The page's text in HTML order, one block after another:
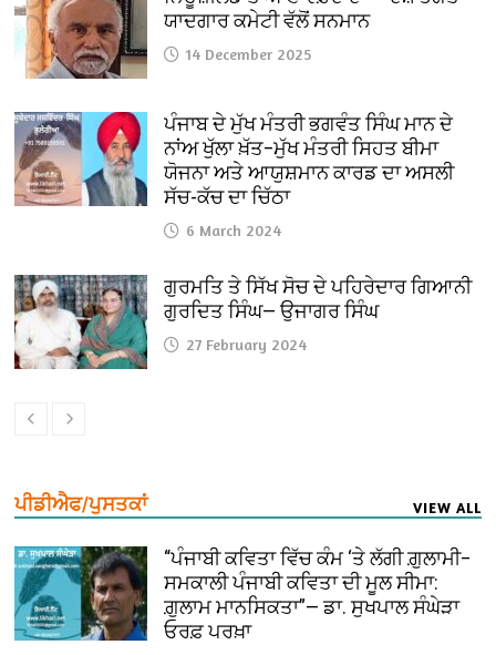
ਯਾਦਗਾਰ ਕਮੇਟੀ ਵੱਲੋਂ ਸਨਮਾਨ
14 December 2025
ਪੰਜਾਬ ਦੇ ਮੁੱਖ ਮੰਤਰੀ ਭਗਵੰਤ ਸਿੰਘ ਮਾਨ ਦੇ
ਨਾਂਅ ਖੁੱਲਾ ਖ਼ੱਤ–ਮੁੱਖ ਮੰਤਰੀ ਸਿਹਤ ਬੀਮਾ
ਯੋਜਨਾ ਅਤੇ ਆਯੁਸ਼ਮਾਨ ਕਾਰਡ ਦਾ ਅਸਲੀ
ਸੱਚ-ਕੱਚ ਦਾ ਚਿੱਠਾ
6 March 2024
ਗੁਰਮਤਿ ਤੇ ਸਿੱਖ ਸੋਚ ਦੇ ਪਹਿਰੇਦਾਰ ਗਿਆਨੀ
ਗੁਰਦਿਤ ਸਿੰਘ— ਉਜਾਗਰ ਸਿੰਘ
27 February 2024
ਪੀਡੀਐਫ/ਪੁਸਤਕਾਂ VIEW ALL
“ਪੰਜਾਬੀ ਕਵਿਤਾ ਵਿੱਚ ਕੰਮ ‘ਤੇ ਲੱਗੀ ਗ਼ੁਲਾਮੀ–
ਸਮਕਾਲੀ ਪੰਜਾਬੀ ਕਵਿਤਾ ਦੀ ਮੂਲ ਸੀਮਾ:
ਗ਼ੁਲਾਮ ਮਾਨਸਿਕਤਾ”— ਡਾ. ਸੁਖਪਾਲ ਸੰਘੇੜਾ
ਓਰਫ਼ ਪਰਖ਼ਾ